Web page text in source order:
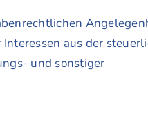
aus der
und sonstiger